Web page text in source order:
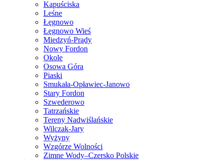
Kapuściska
Leśne
Łęgnowo
Łęgnowo Wieś
Miedzyń-Prądy
Nowy Fordon
Okole
Osowa Góra
Piaski
Smukała-Opławiec-Janowo
Stary Fordon
Szwederowo
Tatrzańskie
Tereny Nadwiślańskie
Wilczak-Jary
Wyżyny
Wzgórze Wolności
Zimne Wody–Czersko Polskie